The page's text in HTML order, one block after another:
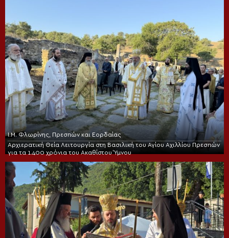
Ι.Μ. Φλωρίνης, Πρεσπών και Εορδαίας
Αρχιερατική Θεία Λειτουργία στη Βασιλική του Αγίου Αχιλλίου Πρεσπών
για τα 1.400 χρόνια του Ακαθίστου Ύμνου